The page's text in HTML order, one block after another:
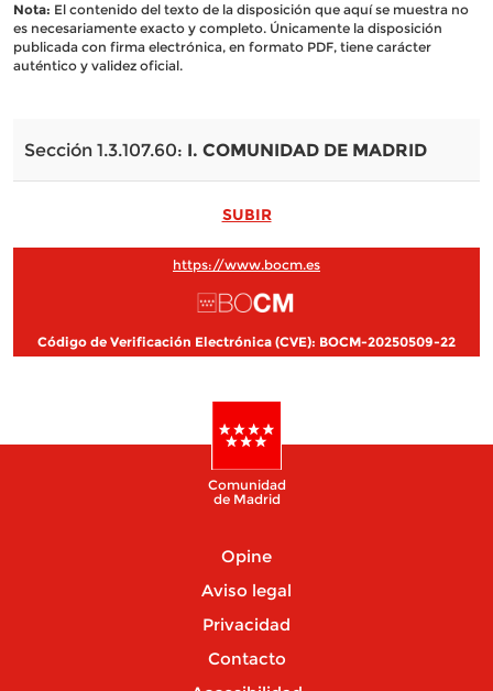
Nota: El contenido del texto de la disposición que aquí se muestra no
es necesariamente exacto y completo. Únicamente la disposición
publicada con firma electrónica, en formato PDF, tiene carácter
auténtico y validez oficial.
Sección 1.3.107.60: I. COMUNIDAD DE MADRID
SUBIR
https://www.bocm.es
Código de Verificación Electrónica (CVE): BOCM-20250509-22
Comunidad
de Madrid
Opine
Aviso legal
Privacidad
Contacto